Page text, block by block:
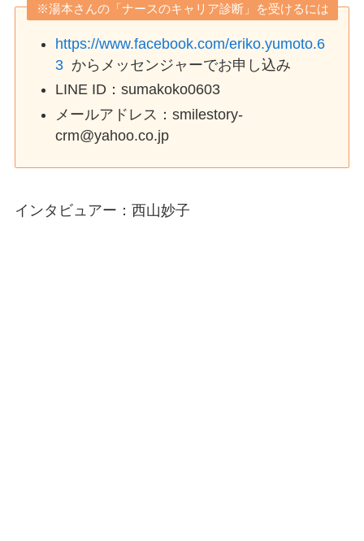
※湯本さんの「ナースのキャリア診断」を受けるには
https://www.facebook.com/eriko.yumoto.6
3 からメッセンジャーでお申し込み
LINE ID：sumakoko0603
メールアドレス：smilestory-
crm@yahoo.co.jp
インタビュアー：西山妙子